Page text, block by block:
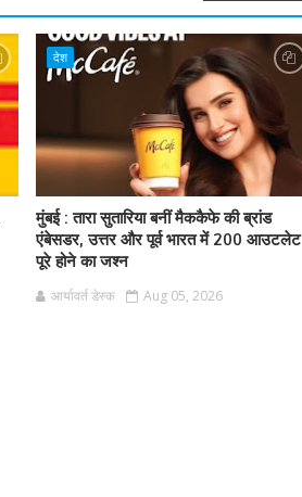
देश
मुंबई : तारा सुतारिया बनीं मैककैफे की ब्रांड
एंबेसडर, उत्तर और पूर्व भारत में 200 आउटलेट
पूरे होने का जश्न
आर्यावर्त डेस्क Aug 05, 2026